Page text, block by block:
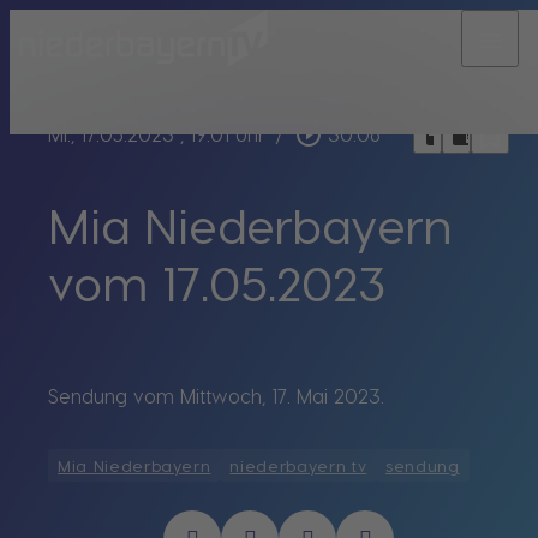
Mi., 17.05.2023, 19:01 Uhr / play_circle_outline 30:06 headphones chrome_reader_mode
Mia Niederbayern
vom 17.05.2023
Sendung vom Mittwoch, 17. Mai 2023.
Mia Niederbayern niederbayern tv sendung